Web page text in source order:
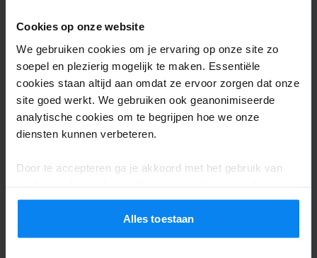
Cookies op onze website
We gebruiken cookies om je ervaring op onze site zo
soepel en plezierig mogelijk te maken. Essentiële
cookies staan altijd aan omdat ze ervoor zorgen dat onze
site goed werkt. We gebruiken ook geanonimiseerde
analytische cookies om te begrijpen hoe we onze
diensten kunnen verbeteren.
Door te accepteren ga je akkoord met het gebruik van
instellingen op elk moment aanpassen. Bekijk voor alle
Privacybeleid.
Alles toestaan
Shuttle buiten
Anonym 10
Geparkeerd van 23-06-2026 tot 30-06-2026
Können wir weiterempfehlen !!!